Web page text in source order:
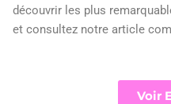
découvrir les plus
et consultez notre article
Voir